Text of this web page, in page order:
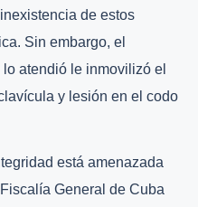
de estos
Sin embargo, el
atendió le inmovilizó el
y lesión en el codo
está amenazada
General de Cuba